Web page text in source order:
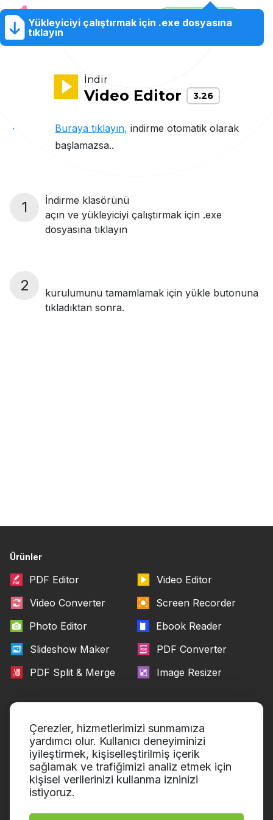
Çerezler, hizmetlerimizi sunmamıza
yardımcı olur. Kullanıcı deneyiminizi
iyileştirmek, kişiselleştirilmiş içerik
sağlamak ve trafiğimizi analiz etmek için
kişisel verilerinizi kullanma izninizi
istiyoruz.
80% İNDİRİM
Ürünler Mağaza
Yardım
80% İNDİRİM
İndir
Video Editor 3.26
Buraya tıklayın, indirme otomatik olarak
başlamazsa..
1
İndirme klasörünü
açın ve yükleyiciyi çalıştırmak için .exe
dosyasına tıklayın
2
kurulumunu tamamlamak için yükle butonuna
tıkladıktan sonra.
Yükleyiciyi çalıştırmak için .exe dosyasına
tıklayın
Ürünler
PDF Editor
Video Editor
Video Converter
Screen Recorder
Photo Editor
Ebook Reader
Slideshow Maker
PDF Converter
PDF Split & Merge
Image Resizer
Icecream Apps Hakkında
Basın Odası
Yazarlarımız
Eğitim Portalı
İletişim Desteği
Kullanım Şartları